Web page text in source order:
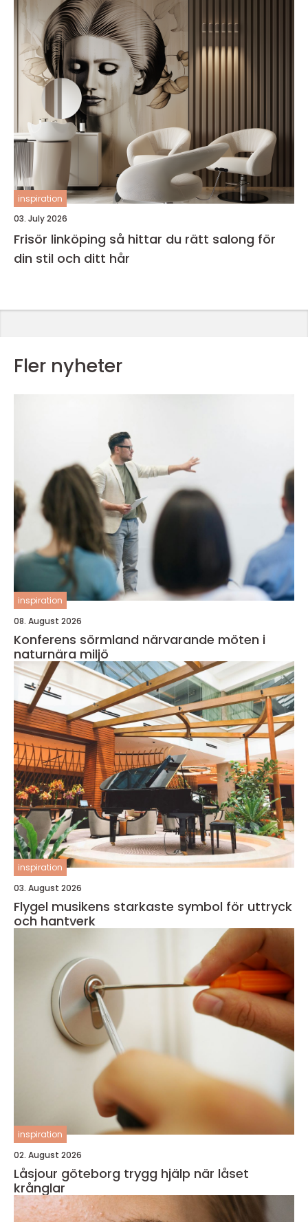
inspiration
03. July 2026
Frisör linköping så hittar du rätt salong för
din stil och ditt hår
Fler nyheter
inspiration
08. August 2026
Konferens sörmland närvarande möten i
naturnära miljö
inspiration
03. August 2026
Flygel musikens starkaste symbol för uttryck
och hantverk
inspiration
02. August 2026
Låsjour göteborg trygg hjälp när låset
krånglar